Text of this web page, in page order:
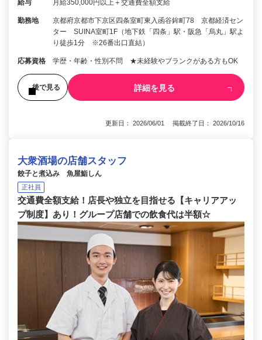
給与 月給350,000円以上＋交通費全額支給
勤務地
京都府京都市下京区四条室町東入函谷鉾町78 京都経済セン
ター SUINA室町1F（地下鉄「四条」駅・阪急「烏丸」駅よ
り徒歩1分 ※26番出口直結）
応募資格 学歴・年齢・性別不問 ★未経験やブランクがある方もOK
後で見る 詳細を見る
更新日： 2026/06/01 掲載終了日： 2026/10/16
大衆酒場の店舗スタッフ
餃子と煮込み 魚屋鮨しん
正社員
交通費全額支給！店長や独立を目指せる【キャリアアッ
プ制度】あり！グループ店舗での飲食代は半額☆